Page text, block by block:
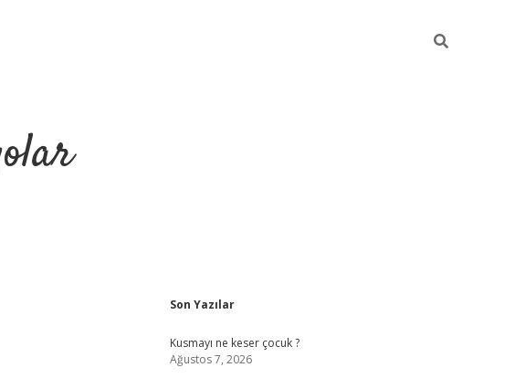
Sidebar
Son Yazılar
Kusmayı ne keser çocuk ?
Ağustos 7, 2026
ilbet yeni giriş